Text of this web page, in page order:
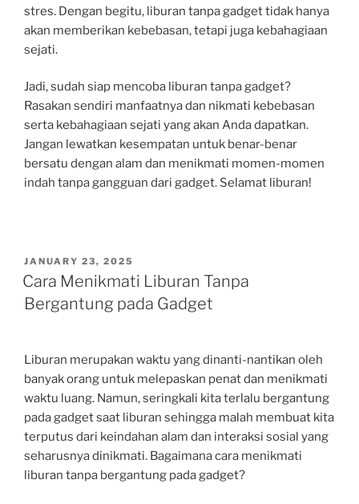
stres. Dengan begitu, liburan tanpa gadget tidak hanya
akan memberikan kebebasan, tetapi juga kebahagiaan
sejati.
Jadi, sudah siap mencoba liburan tanpa gadget?
Rasakan sendiri manfaatnya dan nikmati kebebasan
serta kebahagiaan sejati yang akan Anda dapatkan.
Jangan lewatkan kesempatan untuk benar-benar
bersatu dengan alam dan menikmati momen-momen
indah tanpa gangguan dari gadget. Selamat liburan!
POSTED
ON
JANUARY 23, 2025
Cara Menikmati Liburan Tanpa
Bergantung pada Gadget
Liburan merupakan waktu yang dinanti-nantikan oleh
banyak orang untuk melepaskan penat dan menikmati
waktu luang. Namun, seringkali kita terlalu bergantung
pada gadget saat liburan sehingga malah membuat kita
terputus dari keindahan alam dan interaksi sosial yang
seharusnya dinikmati. Bagaimana cara menikmati
liburan tanpa bergantung pada gadget?